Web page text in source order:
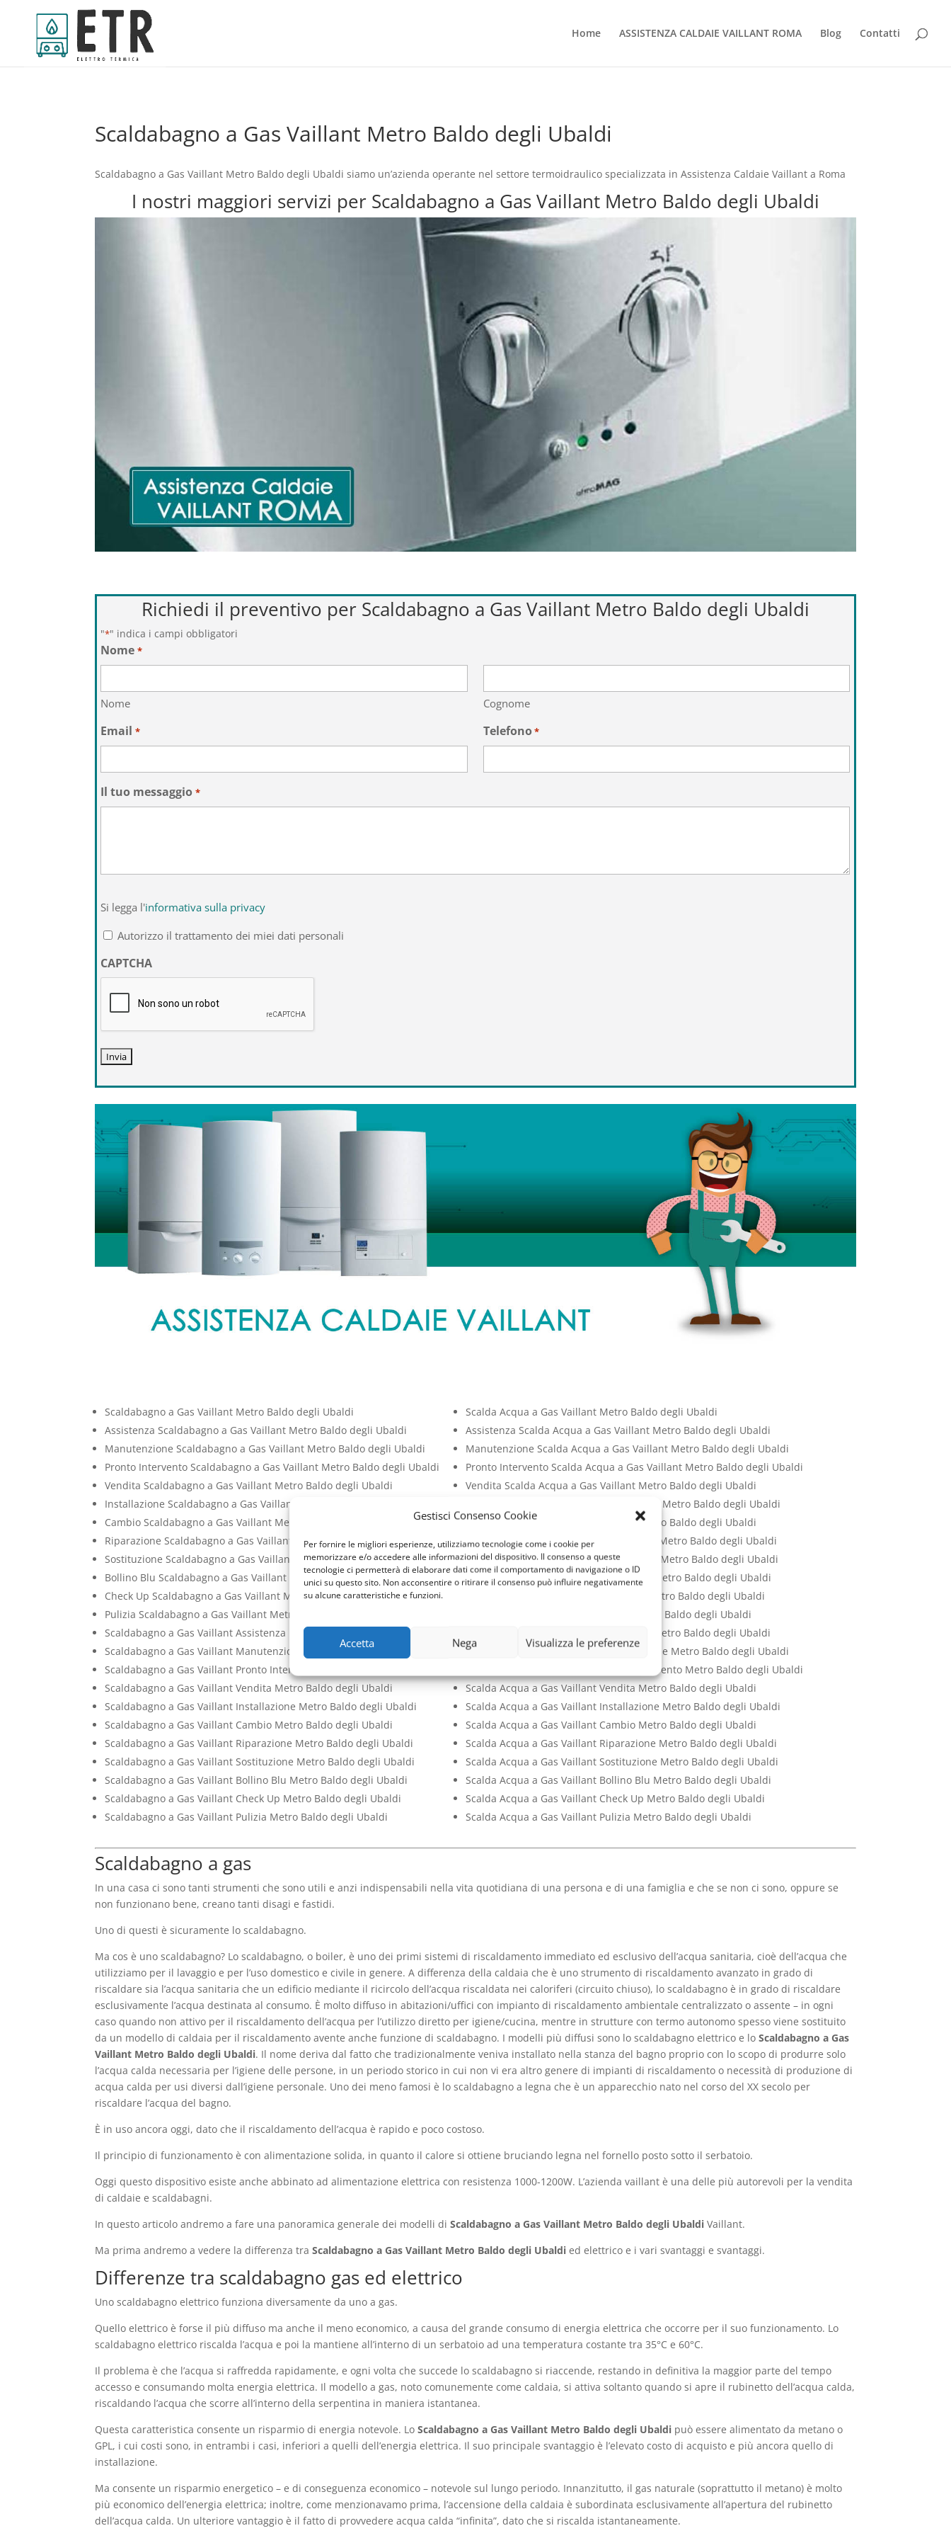
Gestisci Consenso Cookie
Per fornire le migliori esperienze, utilizziamo tecnologie come i cookie per
memorizzare e/o accedere alle informazioni del dispositivo. Il consenso a queste
tecnologie ci permetterà di elaborare dati come il comportamento di navigazione o ID
unici su questo sito. Non acconsentire o ritirare il consenso può influire negativamente
su alcune caratteristiche e funzioni.
Accetta Nega Visualizza le preferenze
Home ASSISTENZA CALDAIE VAILLANT ROMA Blog Contatti
Scaldabagno a Gas Vaillant Metro Baldo degli Ubaldi
Scaldabagno a Gas Vaillant Metro Baldo degli Ubaldi siamo un’azienda operante nel settore termoidraulico specializzata in Assistenza Caldaie Vaillant a Roma
I nostri maggiori servizi per Scaldabagno a Gas Vaillant Metro Baldo degli Ubaldi
Richiedi il preventivo per Scaldabagno a Gas Vaillant Metro Baldo degli Ubaldi
"*" indica i campi obbligatori
Nome *
Nome Cognome
Email * Telefono*
Il tuo messaggio *
legga
l'informativa
privacy
*
Si legga l'informativa sulla privacy
Autorizzo il trattamento dei miei dati personali
CAPTCHA
Scaldabagno a Gas Vaillant Metro Baldo degli Ubaldi
Assistenza Scaldabagno a Gas Vaillant Metro Baldo degli Ubaldi
Manutenzione Scaldabagno a Gas Vaillant Metro Baldo degli Ubaldi
Pronto Intervento Scaldabagno a Gas Vaillant Metro Baldo degli Ubaldi
Vendita Scaldabagno a Gas Vaillant Metro Baldo degli Ubaldi
Installazione Scaldabagno a Gas Vaillant Metro Baldo degli Ubaldi
Cambio Scaldabagno a Gas Vaillant Metro Baldo degli Ubaldi
Riparazione Scaldabagno a Gas Vaillant Metro Baldo degli Ubaldi
Sostituzione Scaldabagno a Gas Vaillant Metro Baldo degli Ubaldi
Bollino Blu Scaldabagno a Gas Vaillant Metro Baldo degli Ubaldi
Check Up Scaldabagno a Gas Vaillant Metro Baldo degli Ubaldi
Pulizia Scaldabagno a Gas Vaillant Metro Baldo degli Ubaldi
Scaldabagno a Gas Vaillant Assistenza Metro Baldo degli Ubaldi
Scaldabagno a Gas Vaillant Manutenzione Metro Baldo degli Ubaldi
Scaldabagno a Gas Vaillant Pronto Intervento Metro Baldo degli Ubaldi
Scaldabagno a Gas Vaillant Vendita Metro Baldo degli Ubaldi
Scaldabagno a Gas Vaillant Installazione Metro Baldo degli Ubaldi
Scaldabagno a Gas Vaillant Cambio Metro Baldo degli Ubaldi
Scaldabagno a Gas Vaillant Riparazione Metro Baldo degli Ubaldi
Scaldabagno a Gas Vaillant Sostituzione Metro Baldo degli Ubaldi
Scaldabagno a Gas Vaillant Bollino Blu Metro Baldo degli Ubaldi
Scaldabagno a Gas Vaillant Check Up Metro Baldo degli Ubaldi
Scaldabagno a Gas Vaillant Pulizia Metro Baldo degli Ubaldi
Scalda Acqua a Gas Vaillant Metro Baldo degli Ubaldi
Assistenza Scalda Acqua a Gas Vaillant Metro Baldo degli Ubaldi
Manutenzione Scalda Acqua a Gas Vaillant Metro Baldo degli Ubaldi
Pronto Intervento Scalda Acqua a Gas Vaillant Metro Baldo degli Ubaldi
Vendita Scalda Acqua a Gas Vaillant Metro Baldo degli Ubaldi
Installazione Scalda Acqua a Gas Vaillant Metro Baldo degli Ubaldi
Cambio Scalda Acqua a Gas Vaillant Metro Baldo degli Ubaldi
Riparazione Scalda Acqua a Gas Vaillant Metro Baldo degli Ubaldi
Sostituzione Scalda Acqua a Gas Vaillant Metro Baldo degli Ubaldi
Bollino Blu Scalda Acqua a Gas Vaillant Metro Baldo degli Ubaldi
Check Up Scalda Acqua a Gas Vaillant Metro Baldo degli Ubaldi
Pulizia Scalda Acqua a Gas Vaillant Metro Baldo degli Ubaldi
Scalda Acqua a Gas Vaillant Assistenza Metro Baldo degli Ubaldi
Scalda Acqua a Gas Vaillant Manutenzione Metro Baldo degli Ubaldi
Scalda Acqua a Gas Vaillant Pronto Intervento Metro Baldo degli Ubaldi
Scalda Acqua a Gas Vaillant Vendita Metro Baldo degli Ubaldi
Scalda Acqua a Gas Vaillant Installazione Metro Baldo degli Ubaldi
Scalda Acqua a Gas Vaillant Cambio Metro Baldo degli Ubaldi
Scalda Acqua a Gas Vaillant Riparazione Metro Baldo degli Ubaldi
Scalda Acqua a Gas Vaillant Sostituzione Metro Baldo degli Ubaldi
Scalda Acqua a Gas Vaillant Bollino Blu Metro Baldo degli Ubaldi
Scalda Acqua a Gas Vaillant Check Up Metro Baldo degli Ubaldi
Scalda Acqua a Gas Vaillant Pulizia Metro Baldo degli Ubaldi
Scaldabagno a gas
In una casa ci sono tanti strumenti che sono utili e anzi indispensabili nella vita quotidiana di una persona e di una famiglia e che se non ci sono, oppure se
non funzionano bene, creano tanti disagi e fastidi.
Uno di questi è sicuramente lo scaldabagno.
Ma cos è uno scaldabagno? Lo scaldabagno, o boiler, è uno dei primi sistemi di riscaldamento immediato ed esclusivo dell’acqua sanitaria, cioè dell’acqua che
utilizziamo per il lavaggio e per l’uso domestico e civile in genere. A differenza della caldaia che è uno strumento di riscaldamento avanzato in grado di
riscaldare sia l’acqua sanitaria che un edificio mediante il ricircolo dell’acqua riscaldata nei caloriferi (circuito chiuso), lo scaldabagno è in grado di riscaldare
esclusivamente l’acqua destinata al consumo. È molto diffuso in abitazioni/uffici con impianto di riscaldamento ambientale centralizzato o assente – in ogni
caso quando non attivo per il riscaldamento dell’acqua per l’utilizzo diretto per igiene/cucina, mentre in strutture con termo autonomo spesso viene sostituito
da un modello di caldaia per il riscaldamento avente anche funzione di scaldabagno. I modelli più diffusi sono lo scaldabagno elettrico e loScaldabagno a Gas
Vaillant Metro Baldo degli Ubaldi. Il nome deriva dal fatto che tradizionalmente veniva installato nella stanza del bagno proprio con lo scopo di produrre solo
l’acqua calda necessaria per l’igiene delle persone, in un periodo storico in cui non vi era altro genere di impianti di riscaldamento o necessità di produzione di
acqua calda per usi diversi dall’igiene personale. Uno dei meno famosi è lo scaldabagno a legna che è un apparecchio nato nel corso del XX secolo per
riscaldare l’acqua del bagno.
È in uso ancora oggi, dato che il riscaldamento dell’acqua è rapido e poco costoso.
Il principio di funzionamento è con alimentazione solida, in quanto il calore si ottiene bruciando legna nel fornello posto sotto il serbatoio.
Oggi questo dispositivo esiste anche abbinato ad alimentazione elettrica con resistenza 1000-1200W. L’azienda vaillant è una delle più autorevoli per la vendita
di caldaie e scaldabagni.
In questo articolo andremo a fare una panoramica generale dei modelli diScaldabagno a Gas Vaillant Metro Baldo degli Ubaldi Vaillant.
Ma prima andremo a vedere la differenza traScaldabagno a Gas Vaillant Metro Baldo degli Ubaldi ed elettrico e i vari svantaggi e svantaggi.
Differenze tra scaldabagno gas ed elettrico
Uno scaldabagno elettrico funziona diversamente da uno a gas.
Quello elettrico è forse il più diffuso ma anche il meno economico, a causa del grande consumo di energia elettrica che occorre per il suo funzionamento. Lo
scaldabagno elettrico riscalda l’acqua e poi la mantiene all’interno di un serbatoio ad una temperatura costante tra 35°C e 60°C.
Il problema è che l’acqua si raffredda rapidamente, e ogni volta che succede lo scaldabagno si riaccende, restando in definitiva la maggior parte del tempo
accesso e consumando molta energia elettrica. Il modello a gas, noto comunemente come caldaia, si attiva soltanto quando si apre il rubinetto dell’acqua calda,
riscaldando l’acqua che scorre all’interno della serpentina in maniera istantanea.
Questa caratteristica consente un risparmio di energia notevole. LoScaldabagno a Gas Vaillant Metro Baldo degli Ubaldi può essere alimentato da metano o
GPL, i cui costi sono, in entrambi i casi, inferiori a quelli dell’energia elettrica. Il suo principale svantaggio è l’elevato costo di acquisto e più ancora quello di
installazione.
Ma consente un risparmio energetico – e di conseguenza economico – notevole sul lungo periodo. Innanzitutto, il gas naturale (soprattutto il metano) è molto
più economico dell’energia elettrica; inoltre, come menzionavamo prima, l’accensione della caldaia è subordinata esclusivamente all’apertura del rubinetto
dell’acqua calda. Un ulteriore vantaggio è il fatto di provvedere acqua calda “infinita”, dato che si riscalda istantaneamente.